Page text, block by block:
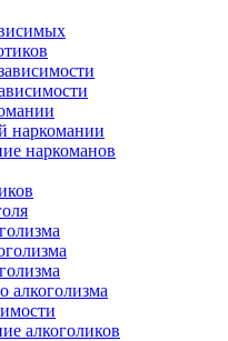
наркомании
наркоманов
алкоголизма
алкоголиков